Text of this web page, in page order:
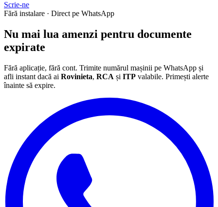
Scrie-ne
Fără instalare · Direct pe WhatsApp
Nu mai lua amenzi pentru documente
expirate
Fără aplicație, fără cont. Trimite numărul mașinii pe WhatsApp și
afli instant dacă ai Rovinieta, RCA și ITP valabile. Primești alerte
înainte să expire.